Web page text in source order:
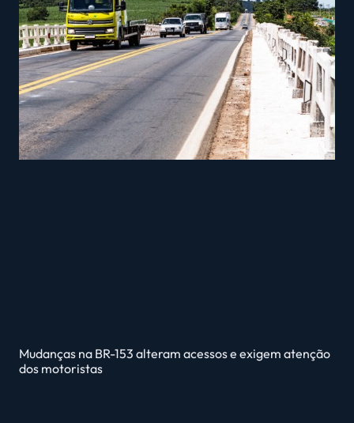
Mudanças na BR-153 alteram acessos e exigem atenção
dos motoristas